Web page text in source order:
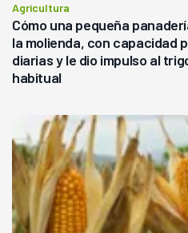
Agricultura
Cómo una pequeña
la molienda, con capacidad
diarias y le dio impulso al
habitual